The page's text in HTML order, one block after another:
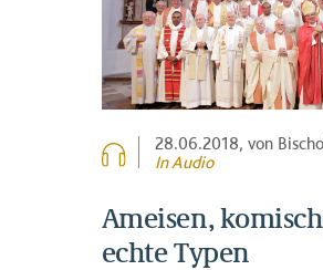
28.06.2018, von
In Audio
Ameisen,
echte Typen